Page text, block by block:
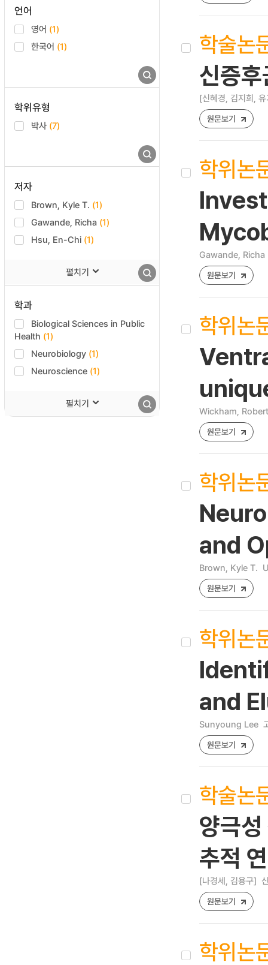
언어
영어 (1)
한국어 (1)
학위유형
박사 (7)
저자
Brown, Kyle T. (1)
Gawande, Richa (1)
Hsu, En-Chi (1)
펼치기
학과
Biological Sciences in Public
Health (1)
Neurobiology (1)
Neuroscience (1)
펼치기
학술논
신증
[신혜경, 김지희,
원문보기
학위논
Gawande, Richa
원문보기
학위논
Wickham,
원문보기
학위논
and
Brown, Kyle T.
원문보기
학위논
and
Sunyoung Lee
원문보기
학술논
양극
추적
[나경세, 김용구]
원문보기
학위논